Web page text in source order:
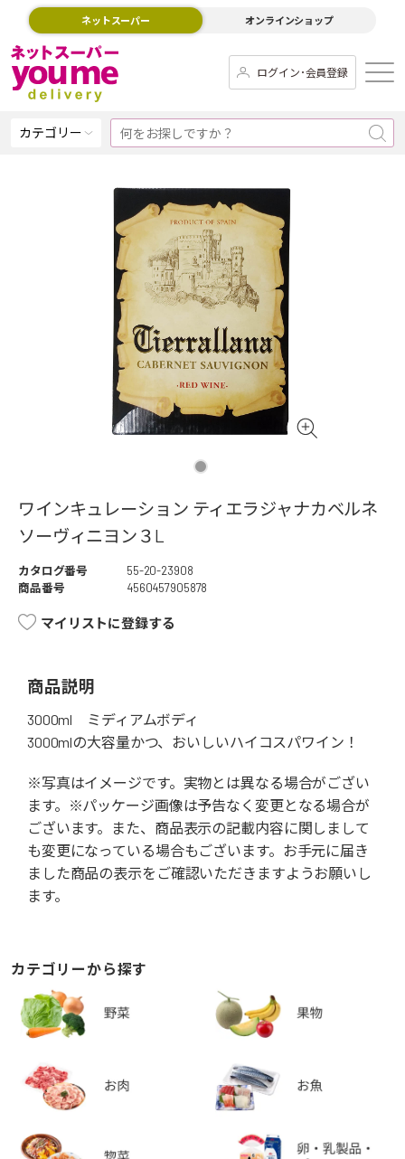
ネットスーパー オンラインショップ
ログイン･会員登録
カテゴリー
ワインキュレーション ティエラジャナカベルネ
ソーヴィニヨン３L
カタログ番号
55-20-23908
商品番号
4560457905878
マイリストに登録する
商品説明
3000ml ミディアムボディ
3000mlの大容量かつ、おいしいハイコスパワイン！
※写真はイメージです。実物とは異なる場合がござい
ます。※パッケージ画像は予告なく変更となる場合が
ございます。また、商品表示の記載内容に関しまして
も変更になっている場合もございます。お手元に届き
ました商品の表示をご確認いただきますようお願いし
ます。
カテゴリーから探す